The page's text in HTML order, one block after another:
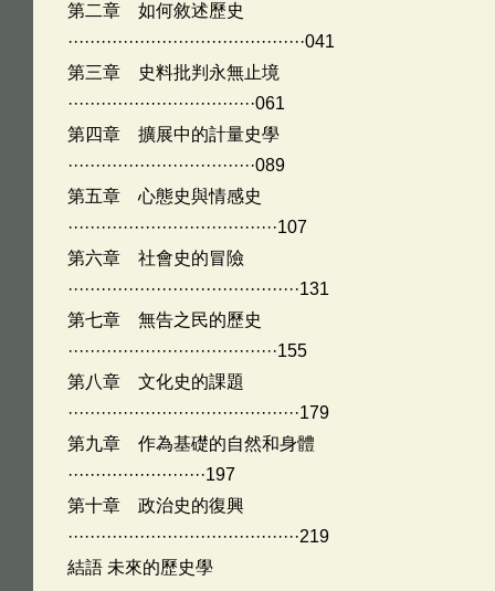
第二章 如何敘述歷史
···········································041
第三章 史料批判永無止境
··································061
第四章 擴展中的計量史學
··································089
第五章 心態史與情感史
······································107
第六章 社會史的冒險
··········································131
第七章 無告之民的歷史
······································155
第八章 文化史的課題
··········································179
第九章 作為基礎的自然和身體
·························197
第十章 政治史的復興
··········································219
結語 未來的歷史學